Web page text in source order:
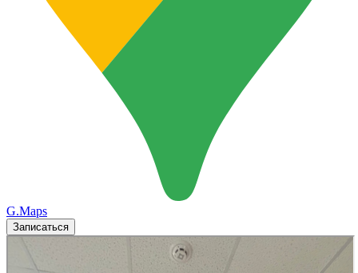
G.Maps
Записаться